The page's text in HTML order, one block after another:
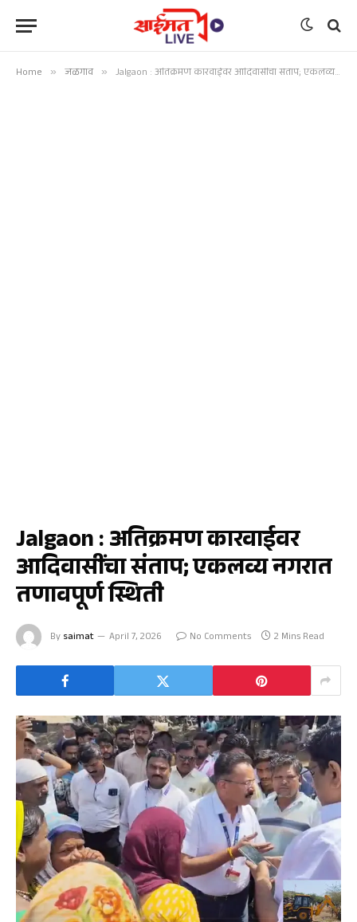
Home » जळगाव » Jalgaon : अतिक्रमण कारवाईवर आदिवासींचा संताप; एकलव्य नगरात तणावपूर्ण स्थिती
Jalgaon : अतिक्रमण कारवाईवर
आदिवासींचा संताप; एकलव्य नगरात
तणावपूर्ण स्थिती
By saimat April 7, 2026 No Comments 2 Mins Read